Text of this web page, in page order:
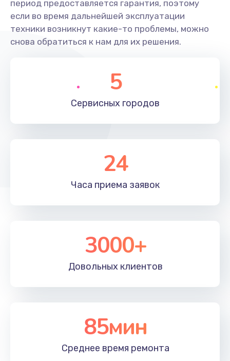
период предоставляется гарантия, поэтому
если во время дальнейшей эксплуатации
техники возникнут какие-то проблемы, можно
снова обратиться к нам для их решения.
5
Сервисных городов
24
Часа приема заявок
3000+
Довольных клиентов
85мин
Среднее время ремонта